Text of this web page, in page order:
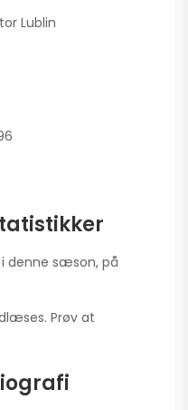
Lublin
denne sæson, på
Prøv at